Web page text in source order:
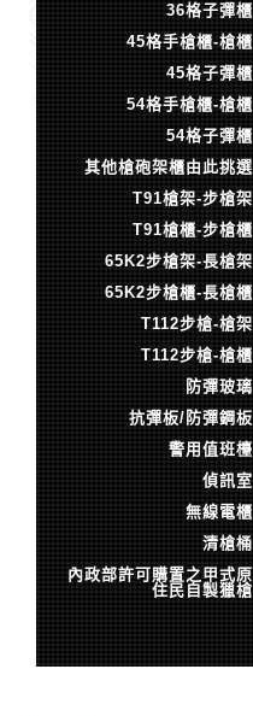
36格子彈櫃
45格手槍櫃-槍櫃
45格子彈櫃
54格手槍櫃-槍櫃
54格子彈櫃
其他槍砲架櫃由此挑選
T91槍架-步槍架
T91槍櫃-步槍櫃
65K2步槍架-長槍架
65K2步槍櫃-長槍櫃
T112步槍-槍架
T112步槍-槍櫃
防彈玻璃
抗彈板/防彈鋼板
警用值班檯
偵訊室
無線電櫃
清槍桶
內政部許可購置之甲式原
住民自製獵槍